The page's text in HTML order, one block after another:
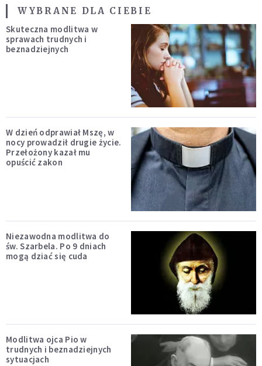
WYBRANE DLA CIEBIE
Skuteczna modlitwa w
sprawach trudnych i
beznadziejnych
W dzień odprawiał Mszę, w
nocy prowadził drugie życie.
Przełożony kazał mu
opuścić zakon
Niezawodna modlitwa do
św. Szarbela. Po 9 dniach
mogą dziać się cuda
Modlitwa ojca Pio w
trudnych i beznadziejnych
sytuacjach